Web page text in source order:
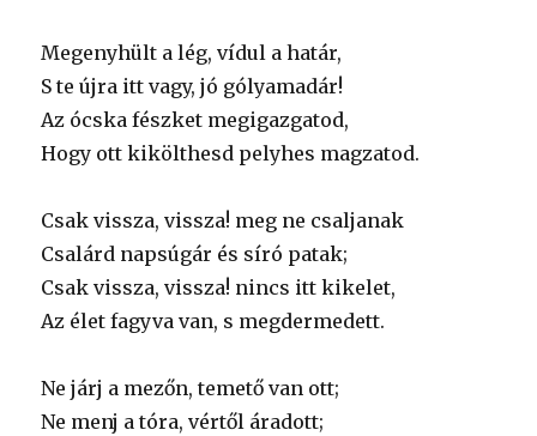
Megenyhült a lég, vídul a határ,
S te újra itt vagy, jó gólyamadár!
Az ócska fészket megigazgatod,
Hogy ott kikölthesd pelyhes magzatod.
Csak vissza, vissza! meg ne csaljanak
Csalárd napsúgár és síró patak;
Csak vissza, vissza! nincs itt kikelet,
Az élet fagyva van, s megdermedett.
Ne járj a mezőn, temető van ott;
Ne menj a tóra, vértől áradott;